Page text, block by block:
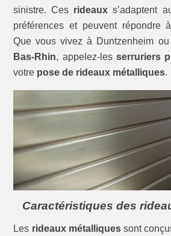
sinistre. Ces rideaux s’adaptent
préférences et peuvent répondre
Que vous vivez à Duntzenheim
Bas-Rhin, appelez-les serruriers
votre pose de rideaux métalliques.
Caractéristiques des
Les rideaux métalliquessont